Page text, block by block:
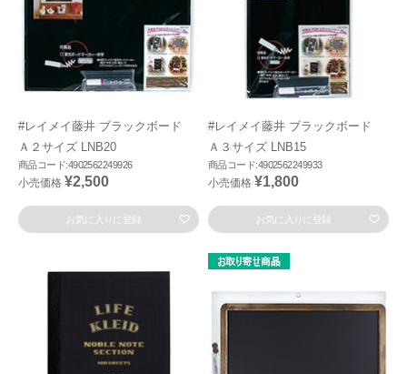
#レイメイ藤井 ブラックボード
Ａ２サイズ LNB20
商品コード:4902562249926
小売価格 ¥2,500
お気に入りに登録
#レイメイ藤井 ブラックボード
Ａ３サイズ LNB15
商品コード:4902562249933
小売価格 ¥1,800
お気に入りに登録